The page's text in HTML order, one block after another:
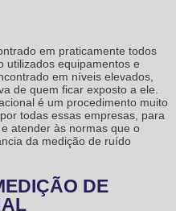
em praticamente todos
utilizados equipamentos e
em níveis elevados,
de quem ficar exposto a ele.
é um procedimento muito
todas essas empresas, para
atender às normas que o
da medição de ruído
DE